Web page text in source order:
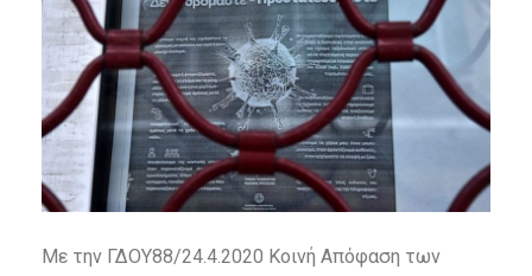
Με την ΓΔΟΥ88/24.4.2020 Κοινή Απόφαση των